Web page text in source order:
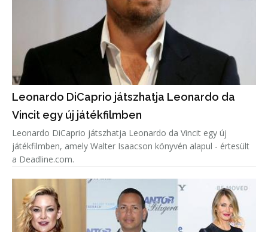
Leonardo DiCaprio játszhatja Leonardo da
Vincit egy új játékfilmben
Leonardo DiCaprio játszhatja Leonardo da Vincit egy új
játékfilmben, amely Walter Isaacson könyvén alapul - értesült
a Deadline.com.